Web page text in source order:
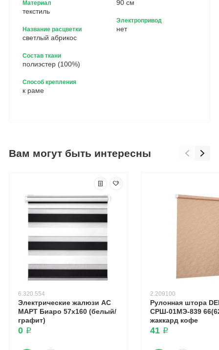
Материал
текстиль
Название расцветки
светлый абрикос
Состав ткани
полиэстер (100%)
Способ крепления
к раме
90 см
Электропривод
нет
Вам могут быть интересны
6.320.554
Электрические жалюзи АС
МАРТ Биаро 57x160 (белый/
графит)
0 ₽
2.209100
Рулонная штора
СРШ-01МЭ-839
жаккард кофе
41 ₽